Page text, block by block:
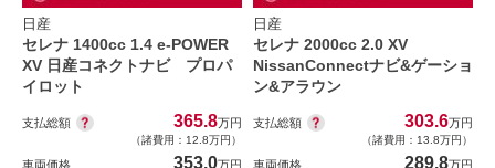
日産
セレナ 1400cc 1.4 e-POWER
XV 日産コネクトナビ プロパ
イロット
支払総額 365.8万円
（諸費用：12.8万円）
車両価格 353.0万円
日産
セレナ 2000cc 2.0 XV
NissanConnectナビ&ゲーショ
ン&アラウン
支払総額 303.6万円
（諸費用：13.8万円）
車両価格 289.8万円